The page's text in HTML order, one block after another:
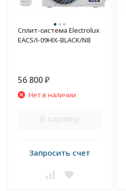
Сплит-система Electrolux
EACS/I-09HIX-BLACK/N8
56 800 ₽
Нет в наличии
В корзину
Запросить счет